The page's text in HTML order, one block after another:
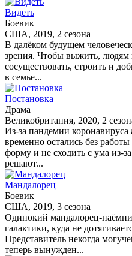
Видеть
Боевик
США, 2019, 2 сезона
В далёком будущем
зрения. Чтобы выжить,
сосуществовать, строить и
в семье...
Постановка
Драма
Великобритания, 2020, 2
Из-за пандемии коронавируса
временно остались без
форму и не сходить с ума из-
решают...
Мандалорец
Боевик
США, 2019, 3 сезона
Одинокий мандалорец-
галактики, куда не
Представитель некогда
теперь вынужден...